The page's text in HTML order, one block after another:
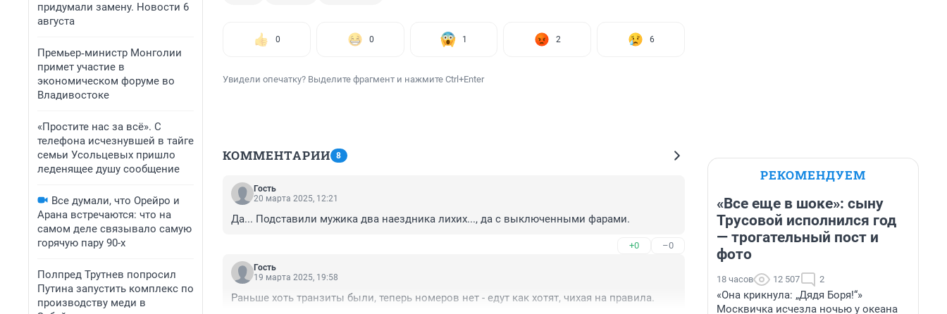
придумали замену. Новости 6
августа
Премьер‑министр Монголии
примет участие в
экономическом форуме во
Владивостоке
«Простите нас за всё». С
телефона исчезнувшей в тайге
семьи Усольцевых пришло
леденящее душу сообщение
Все думали, что Орейро и
Арана встречаются: что на
самом деле связывало самую
горячую пару 90-х
Полпред Трутнев попросил
Путина запустить комплекс по
производству меди в
0 0 1 2 6
Увидели опечатку? Выделите фрагмент и нажмите Ctrl+Enter
КОММЕНТАРИИ 8
Гость
20 марта 2025, 12:21
Да... Подставили мужика два наездника лихих..., да с выключенными фарами.
+0 –0
Гость
19 марта 2025, 19:58
Раньше хоть транзиты были, теперь номеров нет - едут как хотят, чихая на правила.
РЕКОМЕНДУЕМ
«Все еще в шоке»: сыну
Трусовой исполнился год
— трогательный пост и
фото
18 часов 12 507 2
«Она крикнула: „Дядя Боря!“»
Москвичка исчезла ночью у океана